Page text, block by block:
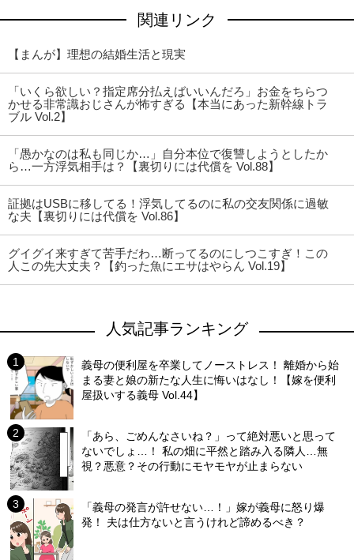
関連リンク
【まんが】理想の結婚生活と現実
「いくら欲しい？指定席分払えばいいんだろ」お金をちらつ
かせる非常識おじさんが怖すぎる【本当にあった新幹線トラ
ブル Vol.2】
「愚かなのは私も同じか…」自分本位で復讐しようとしたか
ら…一方浮気相手は？【裏切りには代償を Vol.88】
証拠はUSBに移してる！浮気してるのに私の交友関係に過敏
な夫【裏切りには代償を Vol.86】
グイグイ来すぎて苦手だわ…断ってるのにしつこすぎ！この
人この先大丈夫？【釣った魚にエサはやらん Vol.19】
人気記事ランキング
義母の便利屋を卒業してノーストレス！ 離婚から始
まる妻と娘の新たな人生に悔いはなし！【嫁を便利
屋扱いする義母 Vol.44】
「あら、ごめんなさいね？」って絶対悪いと思って
ないでしょ…！ 私の畑に平然と踏み入る隣人…無
視？悪意？その行動にモヤモヤが止まらない
「義母の発言が許せない…！」嫁が義母に怒り爆
発！ 夫は仕方ないと言うけれど諦めるべき？